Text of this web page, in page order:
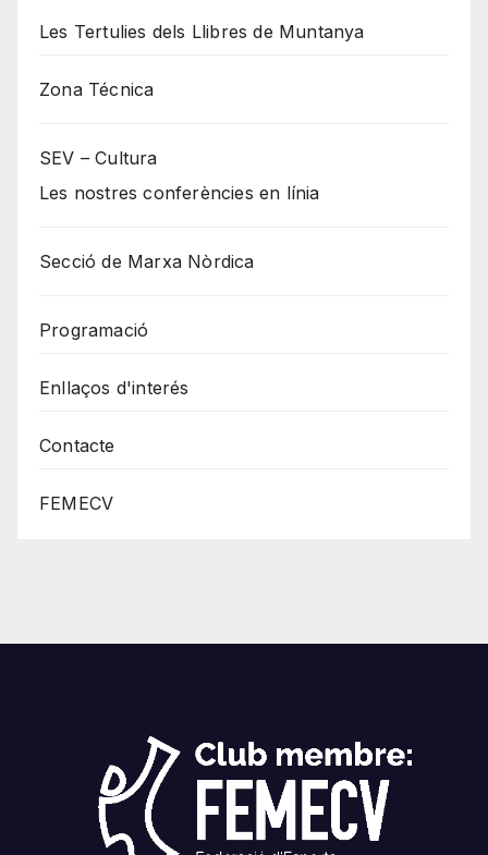
Les Tertulies dels Llibres de Muntanya
Zona Técnica
SEV – Cultura
Les nostres conferències en línia
Secció de Marxa Nòrdica
Programació
Enllaços d'interés
Contacte
FEMECV